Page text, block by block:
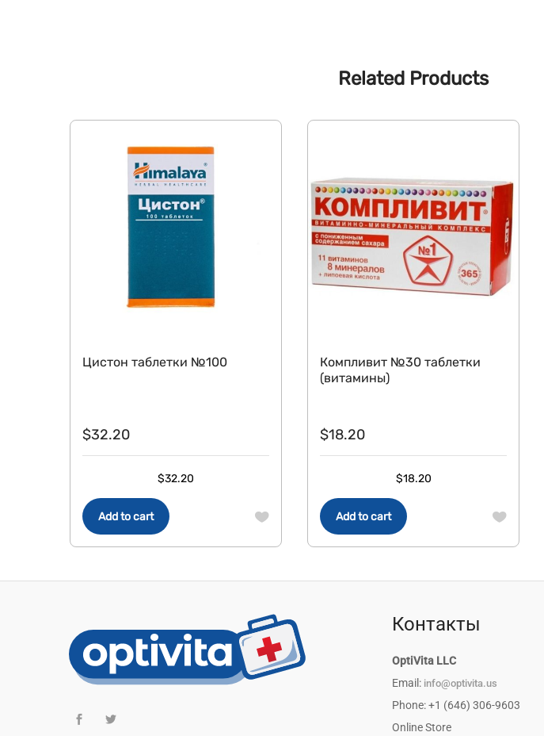
Related Products
Add to cart
Цистон таблетки №100
$32.20
$32.20
Add to cart
Компливит №30 таблетки
(витамины)
$18.20
$18.20
Контакты
OptiVita LLC
Email: info@optivita.us
Phone: +1 (646) 306-9603
Online Store